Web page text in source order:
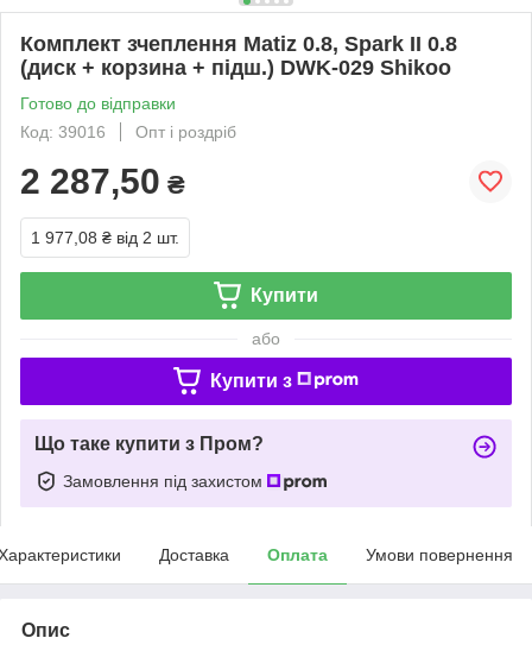
Комплект зчеплення Matiz 0.8, Spark II 0.8
(диск + корзина + підш.) DWK-029 Shikoo
Готово до відправки
Код: 39016
Опт і роздріб
2 287,50 ₴
1 977,08 ₴ від 2 шт.
Купити
або
Купити з
Що таке купити з Пром?
Замовлення під захистом
Доставка Оплата Умови повернення
Опис